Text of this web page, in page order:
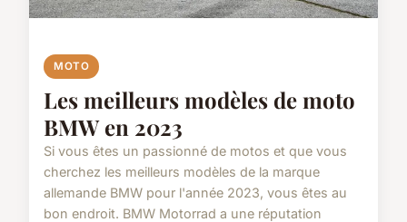
MOTO
Les meilleurs modèles de moto
BMW en 2023
Si vous êtes un passionné de motos et que vous
cherchez les meilleurs modèles de la marque
allemande BMW pour l'année 2023, vous êtes au
bon endroit. BMW Motorrad a une réputation